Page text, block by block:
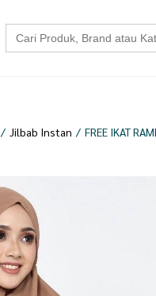
Search
for:
/ Jilbab Instan / FREE IKAT